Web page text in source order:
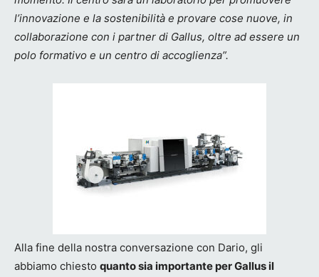
l’innovazione e la sostenibilità e provare cose nuove, in
collaborazione con i partner di Gallus, oltre ad essere un
polo formativo e un centro di accoglienza”.
Alla fine della nostra conversazione con Dario, gli
abbiamo chiesto quanto sia importante per Gallus il